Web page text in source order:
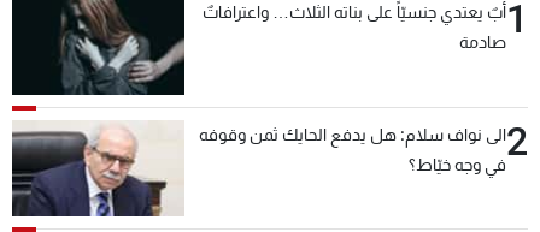
1أبٌ يعتدي جنسيّاً على بناته الثلاث… واعترافاتٌ
صادمة
2الى نواف سلام: هل يدفع الحايك ثمن وقوفه
في وجه خيّاط؟